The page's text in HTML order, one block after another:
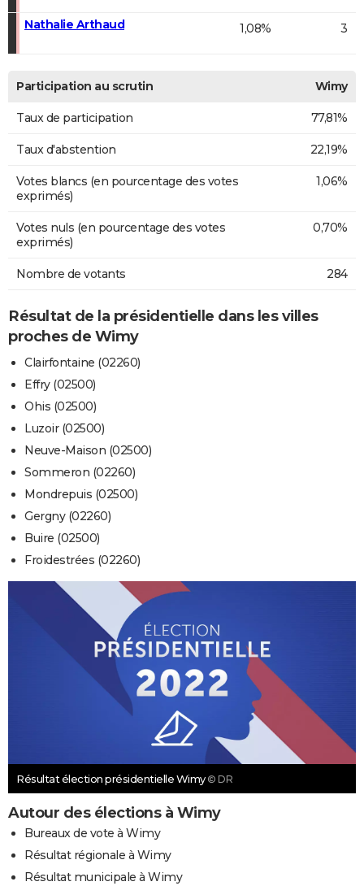
Nathalie Arthaud 1,08% 3
Participation au scrutin Wimy
Taux de participation 77,81%
Taux d'abstention 22,19%
Votes blancs (en pourcentage des votes
exprimés)
1,06%
Votes nuls (en pourcentage des votes
exprimés)
0,70%
Nombre de votants 284
Résultat de la présidentielle dans les villes
proches de Wimy
Clairfontaine (02260)
Effry (02500)
Ohis (02500)
Luzoir (02500)
Neuve-Maison (02500)
Sommeron (02260)
Mondrepuis (02500)
Gergny (02260)
Buire (02500)
Froidestrées (02260)
Résultat élection présidentielle Wimy © DR
Autour des élections à Wimy
Bureaux de vote à Wimy
Résultat régionale à Wimy
Résultat municipale à Wimy